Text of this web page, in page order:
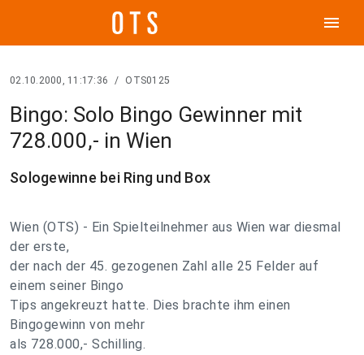
menu
02.10.2000, 11:17:36 / OTS0125
Bingo: Solo Bingo Gewinner mit
728.000,- in Wien
Sologewinne bei Ring und Box
Wien (OTS) - Ein Spielteilnehmer aus Wien war diesmal
der erste,
der nach der 45. gezogenen Zahl alle 25 Felder auf
einem seiner Bingo
Tips angekreuzt hatte. Dies brachte ihm einen
Bingogewinn von mehr
als 728.000,- Schilling.